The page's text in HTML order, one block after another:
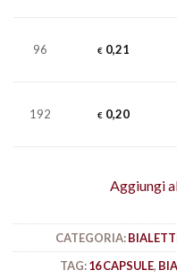
96 €0,21
192 €0,20
Aggiungi
CATEGORIA:
TAG:16 CAPSULE,